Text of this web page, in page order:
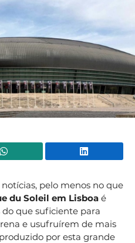
WhatsApp
pelo menos no que
du Soleil em Lisboa é
que suficiente para
e usufruírem de mais
por esta grande